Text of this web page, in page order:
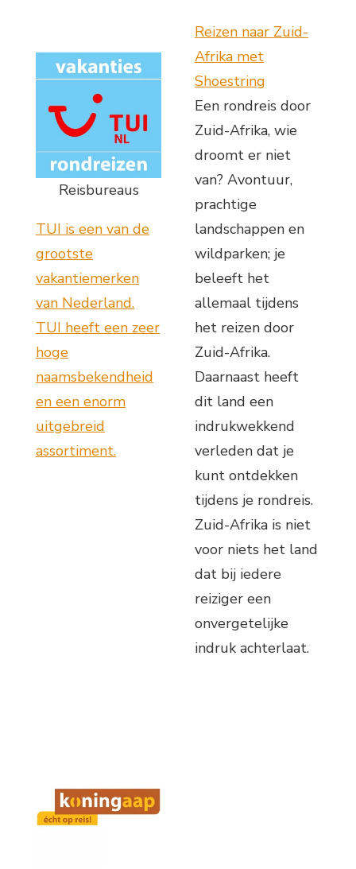
Reisbureaus
TUI is een van de
grootste
vakantiemerken
van Nederland.
TUI heeft een zeer
hoge
naamsbekendheid
en een enorm
uitgebreid
assortiment.
Reizen naar Zuid-
Afrika met
Shoestring
Een rondreis door
Zuid-Afrika, wie
droomt er niet
van? Avontuur,
prachtige
landschappen en
wildparken; je
beleeft het
allemaal tijdens
het reizen door
Zuid-Afrika.
Daarnaast heeft
dit land een
indrukwekkend
verleden dat je
kunt ontdekken
tijdens je rondreis.
Zuid-Afrika is niet
voor niets het land
dat bij iedere
reiziger een
onvergetelijke
indruk achterlaat.